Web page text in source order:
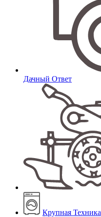
Дачный Ответ
Крупная Техника